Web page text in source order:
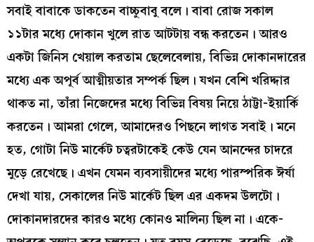
সবাই বাবাকে ডাকতেন বাচ্চুবাবু বলে। বাবা রোজ সকাল
১১টার মধ্যে দোকান খুলে রাত আটটায় বন্ধ করতেন। আরও
একটা জিনিস খেয়াল করতাম ছেলেবেলায়, বিভিন্ন দোকানদারের
মধ্যে এক অপূর্ব আত্মীয়তার সম্পর্ক ছিল। যখন বেশি খরিদ্দার
থাকত না, তাঁরা নিজেদের মধ্যে বিভিন্ন বিষয় নিয়ে ঠাট্টা-ইয়ার্কি
করতেন। আমরা গেলে, আমাদেরও পিছনে লাগত সবাই। মনে
হত, গোটা নিউ মার্কেট চত্বরটাকেই কেউ যেন আনন্দের চাদরে
মুড়ে রেখেছে। এখন যেমন ব্যবসায়ীদের মধ্যে পারস্পরিক ঈর্ষা
দেখা যায়, সেকালের নিউ মার্কেট ছিল এর একদম উলটো।
দোকানদারদের কারও মধ্যে কোনও মালিন্য ছিল না। একে-